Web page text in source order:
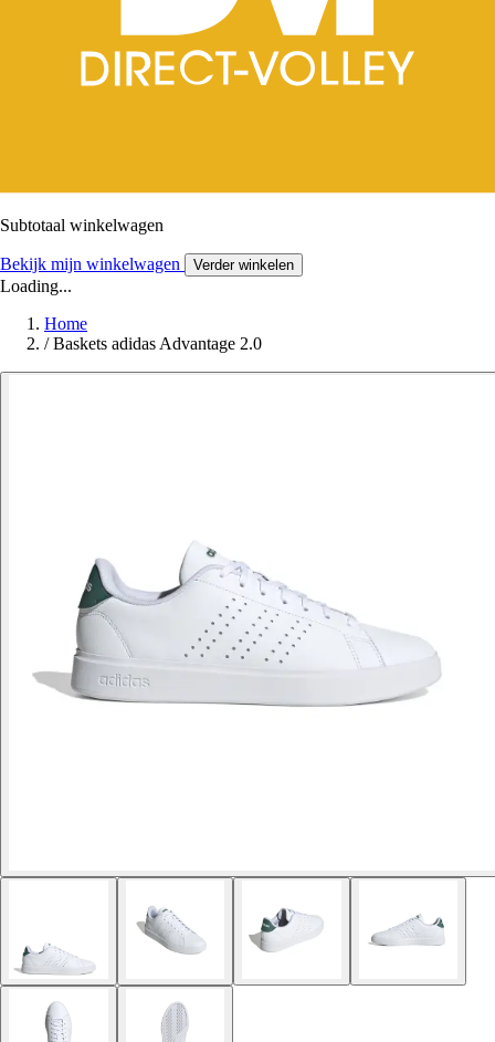
Subtotaal winkelwagen
Bekijk mijn winkelwagen Verder winkelen
Loading...
Home
/ Baskets adidas Advantage 2.0